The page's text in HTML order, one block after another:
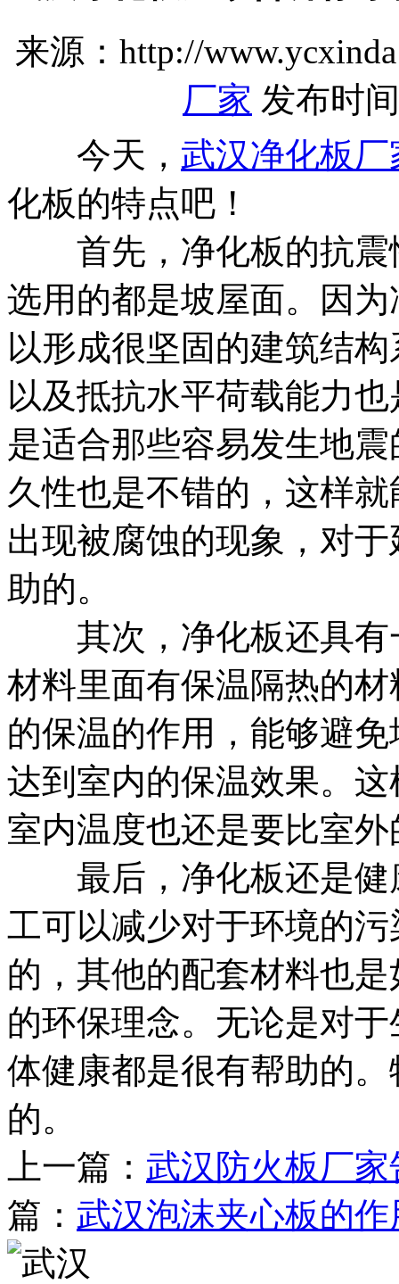
来源：http://
厂家 发布时
今天， 武汉净化板厂
化板的特点吧！
首先，净化板的抗震
选用的都是坡屋面。因
以形成很坚固的建筑结
以及抵抗水平荷载能力
是适合那些容易发生地
久性也是不错的，这样
出现被腐蚀的现象，对
助的。
其次，净化板还具有
材料里面有保温隔热的
的保温的作用，能够避
达到室内的保温效果。
室内温度也还是要比室
最后，净化板还是健
工可以减少对于环境的
的，其他的配套材料也
的环保理念。无论是对
体健康都是很有帮助的
的。
上一篇： 武汉防火板厂
篇： 武汉泡沫夹心板的作